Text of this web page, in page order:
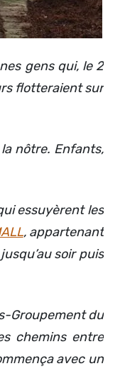
gens qui, le 2
flotteraient sur
nôtre. Enfants,
essuyèrent les
, appartenant
soir puis
Groupement du
chemins entre
avec un